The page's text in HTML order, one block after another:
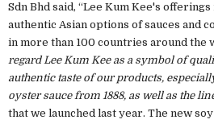
Sdn Bhd said, “Lee Kum Kee's
authentic Asian options of sauces and
in more than 100 countries around the
regard Lee Kum Kee as a symbol of
authentic taste of our products,
oyster sauce from 1888, as well as the
that we launched last year. The new